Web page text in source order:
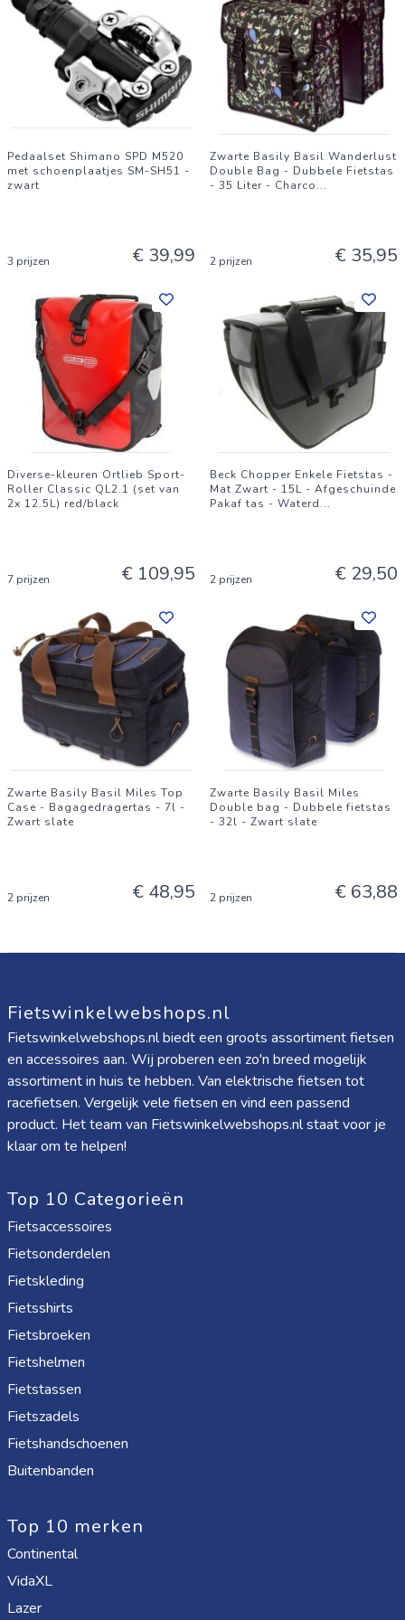
Pedaalset Shimano SPD M520
met schoenplaatjes SM-SH51 -
zwart
3 prijzen € 39,99
Zwarte Basily Basil Wanderlust
Double Bag - Dubbele Fietstas
- 35 Liter - Charco...
2 prijzen € 35,95
Diverse-kleuren Ortlieb Sport-
Roller Classic QL2.1 (set van
2x 12.5L) red/black
7 prijzen € 109,95
Beck Chopper Enkele Fietstas -
Mat Zwart - 15L - Afgeschuinde
Pakaf tas - Waterd...
2 prijzen € 29,50
Zwarte Basily Basil Miles Top
Case - Bagagedragertas - 7l -
Zwart slate
2 prijzen € 48,95
Zwarte Basily Basil Miles
Double bag - Dubbele fietstas
- 32l - Zwart slate
2 prijzen € 63,88
Fietswinkelwebshops.nl
Fietswinkelwebshops.nl biedt een groots assortiment fietsen
en accessoires aan. Wij proberen een zo'n breed mogelijk
assortiment in huis te hebben. Van elektrische fietsen tot
racefietsen. Vergelijk vele fietsen en vind een passend
product. Het team van Fietswinkelwebshops.nl staat voor je
klaar om te helpen!
Top 10 Categorieën
Fietsaccessoires
Fietsonderdelen
Fietskleding
Fietsshirts
Fietsbroeken
Fietshelmen
Fietstassen
Fietszadels
Fietshandschoenen
Buitenbanden
Top 10 merken
Continental
VidaXL
Lazer